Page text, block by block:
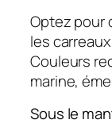
Optez pour
les
Couleurs
marine,
Sous le